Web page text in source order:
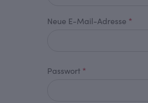
Neue E-Mail-Adresse *
Passwort *